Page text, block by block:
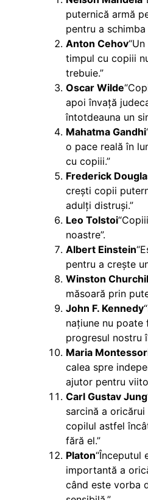
puternică armă
pentru a schimba
Anton Cehov
timpul cu copiii
trebuie.”
Oscar Wilde
apoi învață
întotdeauna un
Mahatma Gandhi
o pace reală în
cu copiii.”
Frederick
crești copii
adulți distruși.”
Leo Tolstoi
noastre”.
Albert Einstein
pentru a crește
Winston
măsoară prin
John F. Kennedy
națiune nu
progresul nostru
Maria
calea spre
ajutor pentru
Carl Gustav Jung
sarcină a
copilul astfel
fără el.”
Platon“Începutul
importantă a
când este vorba